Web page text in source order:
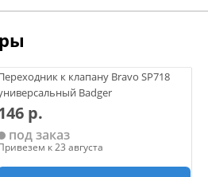
к клапану Bravo SP718
Badger
р.
под заказ
к 23 августа